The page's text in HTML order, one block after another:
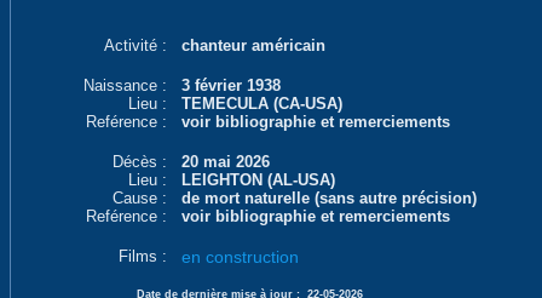
Activité : chanteur américain
Naissance :
3 février 1938
Lieu :
TEMECULA (CA-USA)
Reférence :
voir bibliographie et remerciements
Décès :
20 mai 2026
Lieu :
LEIGHTON (AL-USA)
Cause :
de mort naturelle (sans autre précision)
Reférence :
voir bibliographie et remerciements
Films : en construction
Date de dernière mise à jour : 22-05-2026